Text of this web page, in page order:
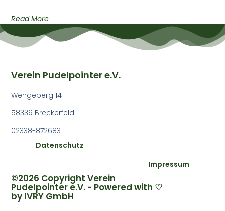
Read More
©2026 Copyright Verein
Pudelpointer e.V. - Powered with ♡
by IVRY GmbH
Impressum
Datenschutz
Verein Pudelpointer e.V.
Wengeberg 14
58339 Breckerfeld
02338-872683